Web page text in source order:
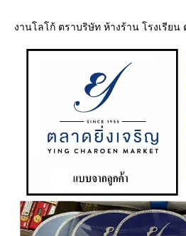
งานโลโก้ ตราบริษัท ห้างร้าน โรงเรีย